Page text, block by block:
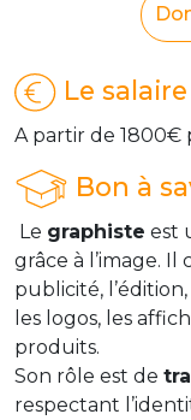
Le
A partir de 1800€
Bon à
Le graphiste est
grâce à l’image.
publicité,
les logos, les
produits.
Son rôle est de
respectant